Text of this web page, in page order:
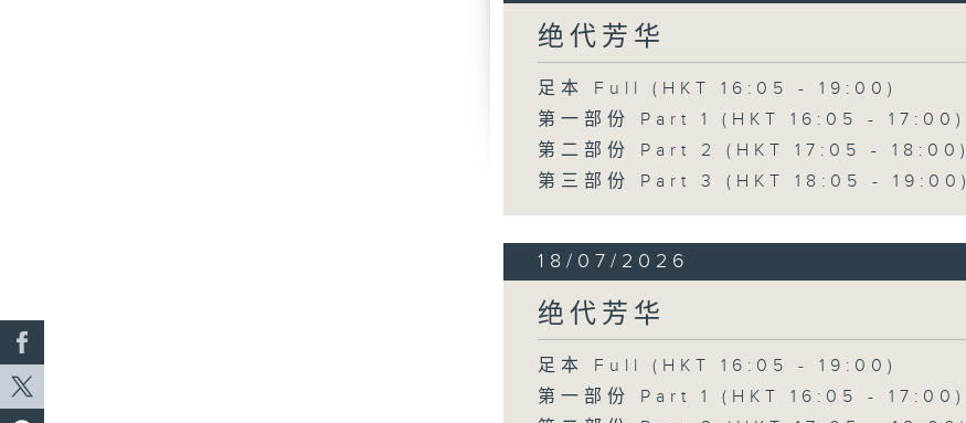
绝代芳华
足本 Full (HKT 16:05 - 19:00)
第一部份 Part 1 (HKT 16:05 - 17:00)
第二部份 Part 2 (HKT 17:05 - 18:00)
第三部份 Part 3 (HKT 18:05 - 19:00)
18/07/2026
绝代芳华
足本 Full (HKT 16:05 - 19:00)
第一部份 Part 1 (HKT 16:05 - 17:00)